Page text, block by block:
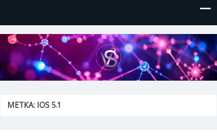
VVSite
Кое-что обо мне и о технологиях, которые я использую.
МЕТКА: IOS 5.1